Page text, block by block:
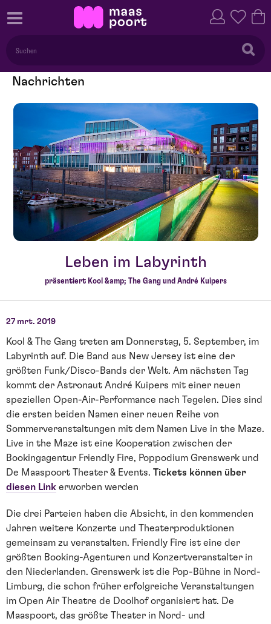
Nachrichten
Leben im Labyrinth
präsentiert Kool &amp; The Gang und André Kuipers
27 mrt. 2019
Kool & The Gang treten am Donnerstag, 5. September, im
Labyrinth auf. Die Band aus New Jersey ist eine der
größten Funk/Disco-Bands der Welt. Am nächsten Tag
kommt der Astronaut André Kuipers mit einer neuen
speziellen Open-Air-Performance nach Tegelen. Dies sind
die ersten beiden Namen einer neuen Reihe von
Sommerveranstaltungen mit dem Namen Live in the Maze.
Live in the Maze ist eine Kooperation zwischen der
Bookingagentur Friendly Fire, Poppodium Grenswerk und
De Maaspoort Theater & Events. Tickets können über
diesen Link erworben werden
Die drei Parteien haben die Absicht, in den kommenden
Jahren weitere Konzerte und Theaterproduktionen
gemeinsam zu veranstalten. Friendly Fire ist eine der
größten Booking-Agenturen und Konzertveranstalter in
den Niederlanden. Grenswerk ist die Pop-Bühne in Nord-
Limburg, die schon früher erfolgreiche Veranstaltungen
im Open Air Theatre de Doolhof organisiert hat. De
Maaspoort, das größte Theater in Nord- und